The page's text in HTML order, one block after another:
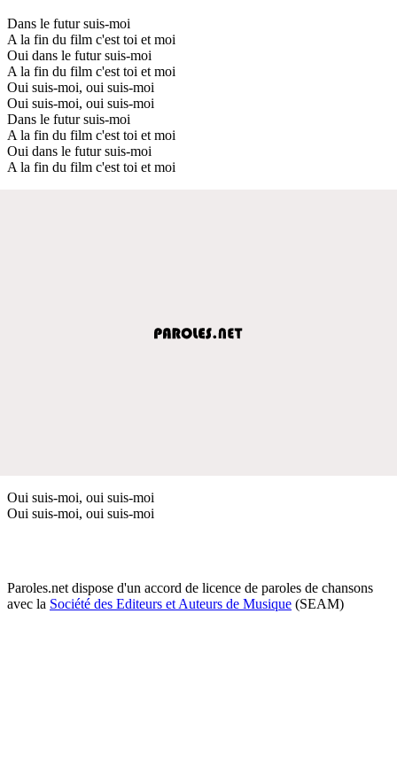
Dans le futur suis-moi
A la fin du film c'est toi et moi
Oui dans le futur suis-moi
A la fin du film c'est toi et moi
Oui suis-moi, oui suis-moi
Oui suis-moi, oui suis-moi
Dans le futur suis-moi
A la fin du film c'est toi et moi
Oui dans le futur suis-moi
A la fin du film c'est toi et moi
Oui suis-moi, oui suis-moi
Oui suis-moi, oui suis-moi
Paroles.net dispose d'un accord de licence de paroles de chansons
avec la Société des Editeurs et Auteurs de Musique (SEAM)